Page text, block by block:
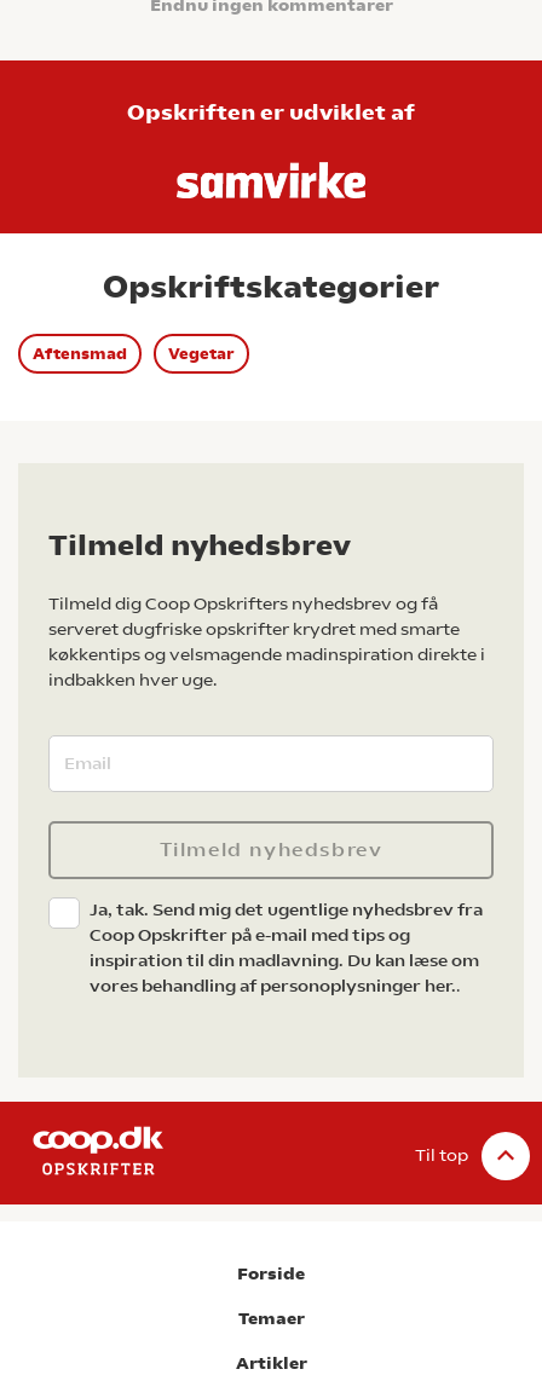
Endnu ingen kommentarer
Opskriften er udviklet af
Opskriftskategorier
Aftensmad Vegetar
Tilmeld nyhedsbrev
Tilmeld dig Coop Opskrifters nyhedsbrev og få
serveret dugfriske opskrifter krydret med smarte
køkkentips og velsmagende madinspiration direkte i
indbakken hver uge.
Tilmeld nyhedsbrev
Ja, tak. Send mig det ugentlige nyhedsbrev fra
Coop Opskrifter på e-mail med tips og
inspiration til din madlavning. Du kan læse om
vores behandling af personoplysninger her..
Til top
Forside
Temaer
Artikler